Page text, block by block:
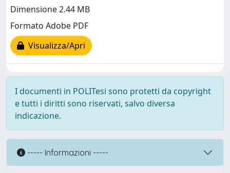
Dimensione 2.44 MB
Formato Adobe PDF
Visualizza/Apri
I documenti in POLITesi sono protetti da copyright
e tutti i diritti sono riservati, salvo diversa
indicazione.
----- Informazioni -----